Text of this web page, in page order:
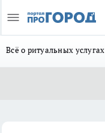
Всё о ритуальных услугах